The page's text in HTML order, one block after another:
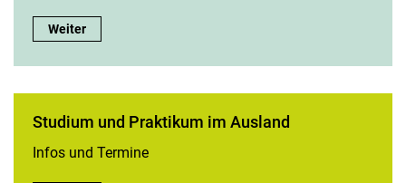
Be­ra­tungs- und Ser­vice­ein­rich­tun­gen:
Weiter
Studium und Praktikum im Ausland
Infos und Termine